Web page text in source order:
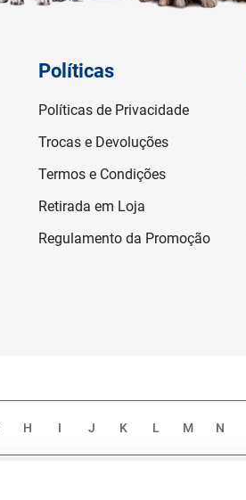
Políticas
Políticas de Privacidade
Trocas e Devoluções
Termos e Condições
Retirada em Loja
Regulamento da Promoção
H I J K L M N